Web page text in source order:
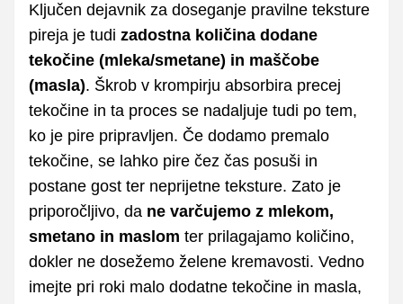
Ključen dejavnik za doseganje pravilne teksture
pireja je tudi zadostna količina dodane
tekočine (mleka/smetane) in maščobe
(masla). Škrob v krompirju absorbira precej
tekočine in ta proces se nadaljuje tudi po tem,
ko je pire pripravljen. Če dodamo premalo
tekočine, se lahko pire čez čas posuši in
postane gost ter neprijetne teksture. Zato je
priporočljivo, da ne varčujemo z mlekom,
smetano in maslom ter prilagajamo količino,
dokler ne dosežemo želene kremavosti. Vedno
imejte pri roki malo dodatne tekočine in masla,